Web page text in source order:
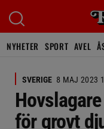
NYHETER SPORT AVEL
SVERIGE 8 MAJ 2023
för grovt